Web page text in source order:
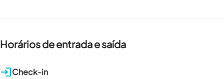
Horários de entrada e saída
Check-in